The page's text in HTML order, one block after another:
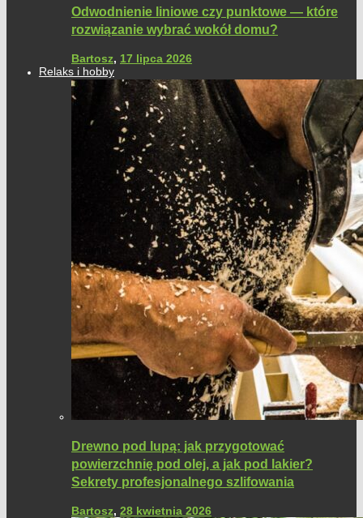
Odwodnienie liniowe czy punktowe — które
rozwiązanie wybrać wokół domu?
Bartosz, 17 lipca 2026
Relaks i hobby
Drewno pod lupą: jak przygotować
powierzchnię pod olej, a jak pod lakier?
Sekrety profesjonalnego szlifowania
Bartosz, 28 kwietnia 2026